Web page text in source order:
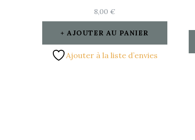
8,00 €
AJOUTER AU PANIER
Ajouter à la liste d’envies